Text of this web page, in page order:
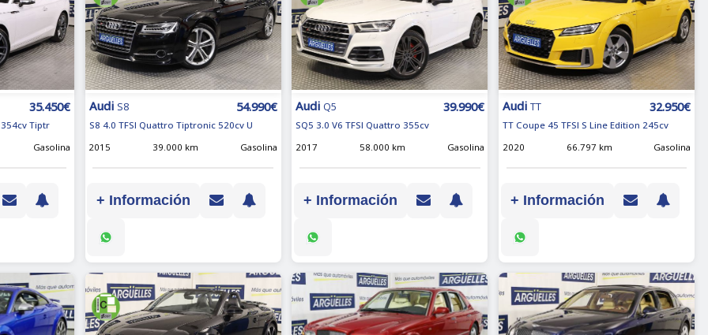
35.450€
Tiptr
Gasolina
Audi S8 54.990€
S8 4.0 TFSI Quattro Tiptronic 520cv U
2015
39.000 km Gasolina
+ Información
Audi Q5 39.990€
SQ5 3.0 V6 TFSI Quattro 355cv
2017
58.000 km Gasolina
+ Información
Audi TT 32.950€
TT Coupe 45 TFSI S Line Edition 245cv
2020
66.797 km Gasolina
+ Información